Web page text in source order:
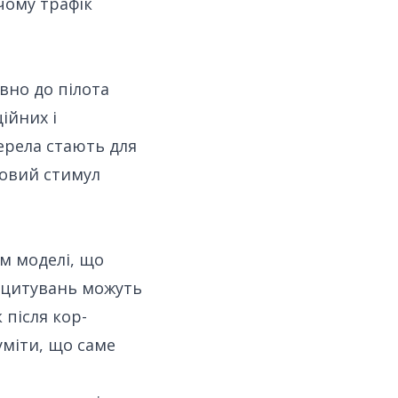
до пілота
і
стають для
стимул
моделі, що
цитувань можуть
кор-
що саме